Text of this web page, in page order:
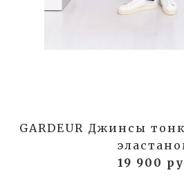
GARDEUR Джинсы
19 900